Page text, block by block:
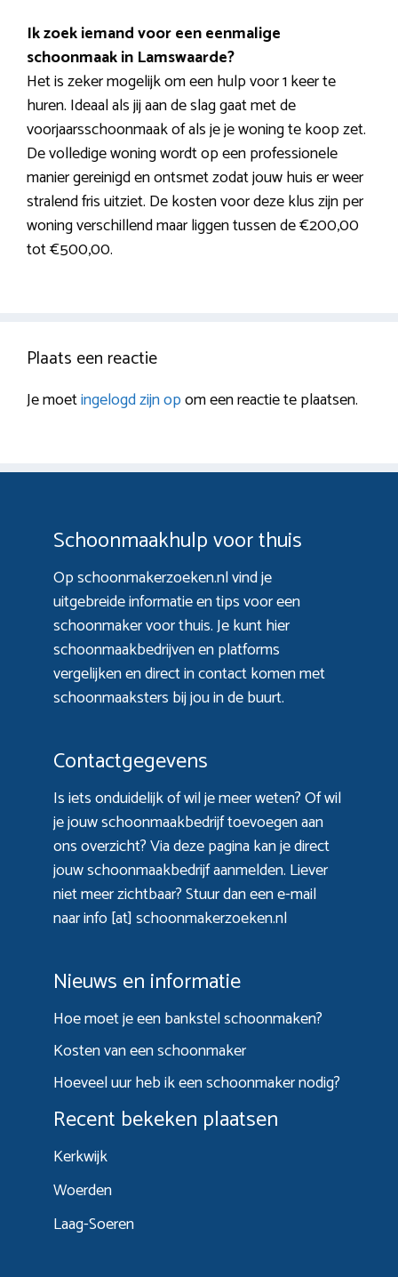
Ik zoek iemand voor een eenmalige
schoonmaak in Lamswaarde?
Het is zeker mogelijk om een hulp voor 1 keer te
huren. Ideaal als jij aan de slag gaat met de
voorjaarsschoonmaak of als je je woning te koop zet.
De volledige woning wordt op een professionele
manier gereinigd en ontsmet zodat jouw huis er weer
stralend fris uitziet. De kosten voor deze klus zijn per
woning verschillend maar liggen tussen de €200,00
tot €500,00.
Plaats een reactie
Je moetingelogd zijn opom een reactie te plaatsen.
Schoonmaakhulp voor thuis
Op schoonmakerzoeken.nl vind je
uitgebreide informatie en tips voor een
schoonmaker voor thuis. Je kunt hier
schoonmaakbedrijven en platforms
vergelijken en direct in contact komen met
schoonmaaksters bij jou in de buurt.
Contactgegevens
Is iets onduidelijk of wil je meer weten? Of wil
je jouw schoonmaakbedrijf toevoegen aan
ons overzicht? Viadeze paginakan je direct
jouw schoonmaakbedrijf aanmelden. Liever
niet meer zichtbaar? Stuur dan een e-mail
naar info [at] schoonmakerzoeken.nl
Nieuws en informatie
Hoe moet je een bankstel schoonmaken?
Kosten van een schoonmaker
Hoeveel uur heb ik een schoonmaker nodig?
Recent bekeken plaatsen
Kerkwijk
Woerden
Laag-Soeren